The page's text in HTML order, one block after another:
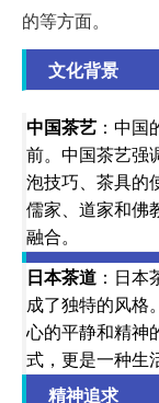
的等方面。
文化背景
中国茶艺 ：中
前。中国茶艺强
泡技巧、茶具的
儒家、道家和佛
融合。
日本茶道 ：日
成了独特的风格
心的平静和精神
式，更是一种生
精神追求